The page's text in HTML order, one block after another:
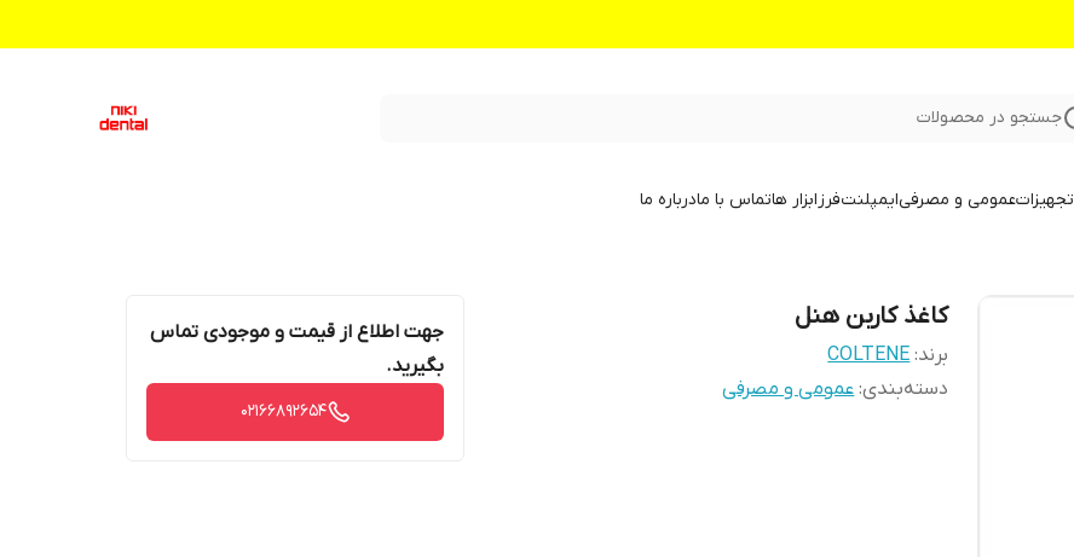
جستجو در محصولات
تجهیزاتعمومی و مصرفیایمپلنتفرزابزار هاتماس با مادرباره ما
کاغذ کاربن هنل
برند: COLTENE
دسته‌بندی:عمومی و مصرفی
جهت اطلاع از قیمت و موجودی تماس
بگیرید.
02166892654